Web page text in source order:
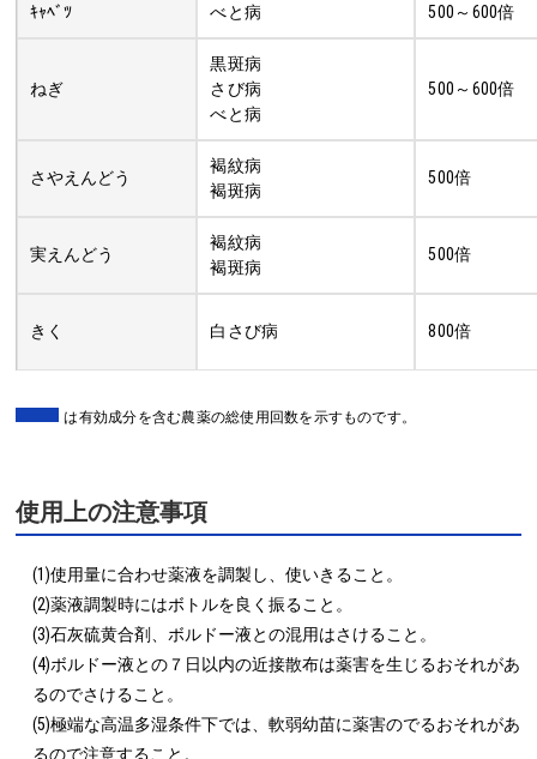
ｷｬﾍﾞﾂ べと病 500～600倍
ねぎ
黒斑病
さび病
べと病
500～600倍
さやえんどう
褐紋病
褐斑病
500倍
実えんどう
褐紋病
褐斑病
500倍
きく 白さび病 800倍
は有効成分を含む農薬の総使用回数を示すものです。
使用上の注意事項
(1)使用量に合わせ薬液を調製し、使いきること。
(2)薬液調製時にはボトルを良く振ること。
(3)石灰硫黄合剤、ボルドー液との混用はさけること。
(4)ボルドー液との７日以内の近接散布は薬害を生じるおそれがあ
るのでさけること。
(5)極端な高温多湿条件下では、軟弱幼苗に薬害のでるおそれがあ
るので注意すること。